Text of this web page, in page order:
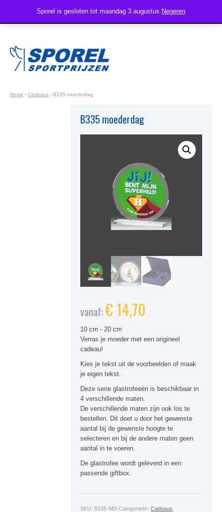
Home › Cadeaus › B335 moederdag
B335 moederdag
vanaf:€14,70
10 cm - 20 cm
Verras je moeder met een origineel
cadeau!
Kies je tekst uit de voorbeelden of maak
je eigen tekst.
Deze serie glastrofeeën is beschikbaar in
4 verschillende maten.
De verschillende maten zijn ook los te
bestellen. Dit doet u door het gewenste
aantal bij de gewenste hoogte te
selecteren en bij de andere maten geen
aantal in te voeren.
De glastrofee wordt geleverd in een
passende giftbox.
SKU: B335-MD Categorieën:Cadeaus
Sporel is gesloten tot maandag 3 augustus Negeren